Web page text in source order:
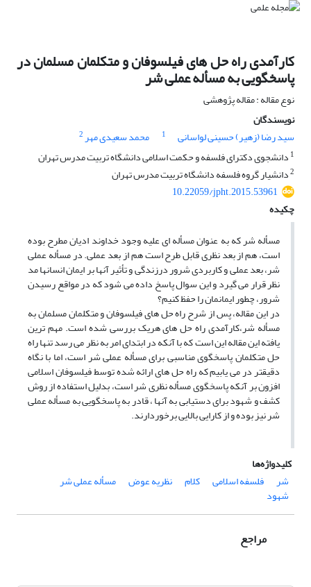
کارآمدی راه حل های فیلسوفان و متکلمان مسلمان در
پاسخگویی به مسأله عملی شر
نوع مقاله : مقاله پژوهشی
نویسندگان
سید رضا (زهیر) حسینی لواسانی
1 محمد سعیدی مهر2
1 دانشجوی دکترای فلسفه و حکمت اسلامی دانشگاه تربیت مدرس تهران
2دانشیار گروه فلسفه دانشگاه تربیت مدرس تهران
10.22059/jpht.2015.53961
چکیده
مسأله شر که به عنوان مسأله ای علیه وجود خداوند ادیان مطرح بوده
است، هم از بعد نظری قابل طرح است هم از بعد عملی. در مسأله عملی
شر، بعد عملی و کاربردی شرور درزندگی و تأثیر آنها بر ایمان انسانها مد
نظر قرار می گیرد و این سوال پاسخ داده می شود که در مواقع رسیدن
شرور، چطور ایمانمان را حفظ کنیم؟
در این مقاله، پس از شرح راه حل های فیلسوفان و متکلمان مسلمان به
مسأله شر،کارآمدی راه حل های هریک بررسی شده است. مهم ترین
یافته این مقاله این است که با آنکه در ابتدای امر به نظر می رسد تنها راه
حل متکلمان پاسخگوی مناسبی برای مسأله عملی شر است، اما با نگاه
دقیقتر در می یابیم که راه حل های ارائه شده توسط فیلسوفان اسلامی
افزون بر آنکه پاسخگوی مسأله نظری شر است، بدلیل استفاده از روش
کشف و شهود برای دستیابی به آنها ، قادر به پاسخگویی به مسأله عملی
شر نیز بوده و از کارایی بالایی برخوردارند.
کلیدواژه‌ها
شر
فلسفه اسلامی کلام نظریه عوض مسأله عملی شر
شهود
مراجع